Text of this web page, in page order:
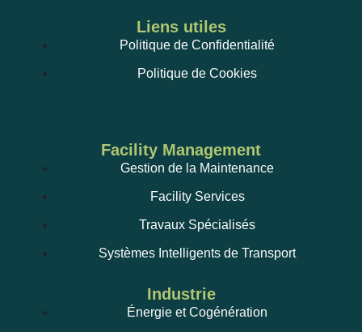
Liens utiles
Politique de Confidentialité
Politique de Cookies
Facility Management
Gestion de la Maintenance
Facility Services
Travaux Spécialisés
Systèmes Intelligents de Transport
Industrie
Énergie et Cogénération